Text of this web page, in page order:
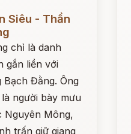
Siêu - Thần
chỉ là danh
gắn liền với
Đằng. Ông
người bày mưu
Nguyên Mông,
trấn giữ giang